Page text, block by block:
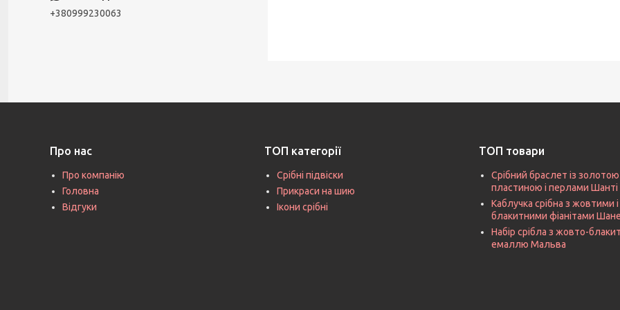
+380999230063
Про нас
Про компанію
Головна
Відгуки
ТОП категорії
Срібні підвіски
Прикраси на шию
Ікони срібні
ТОП товари
Срібний браслет із золотою
пластиною і перлами Шанті
Каблучка срібна з жовтими і
блакитними фіанітами
Набір срібла з жовто-
емаллю Мальва